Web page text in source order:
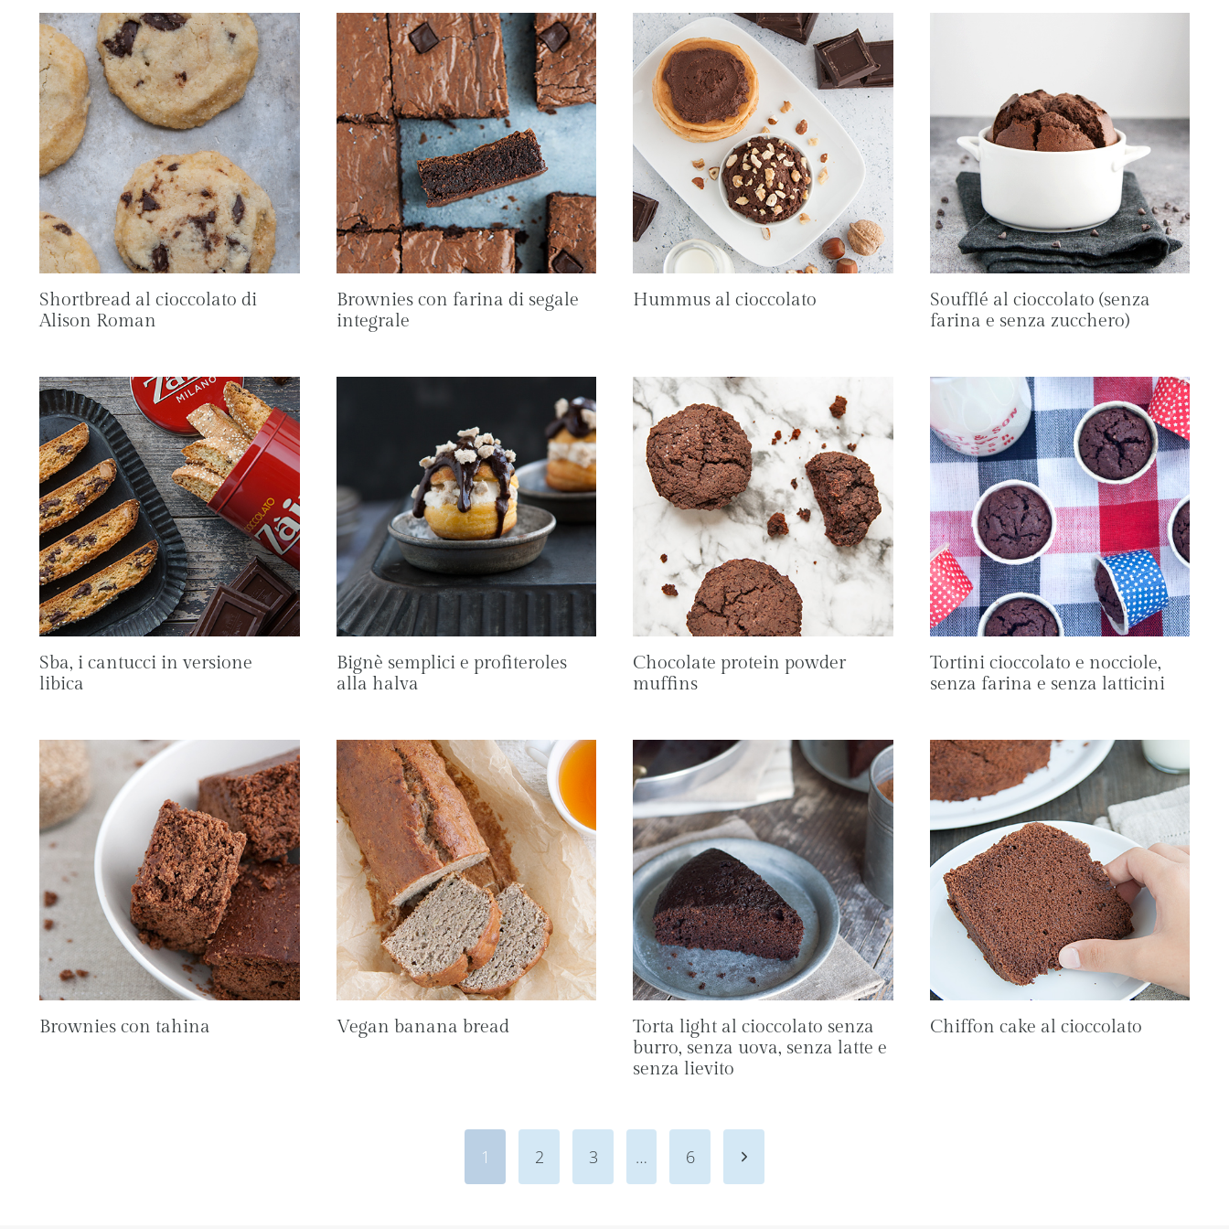
Shortbread al cioccolato di
Alison Roman
Brownies con farina di segale
integrale
Hummus al cioccolato
Soufflé al cioccolato (senza
farina e senza zucchero)
Sba, i cantucci in versione
libica
Bignè semplici e profiteroles
alla halva
Chocolate protein powder
muffins
Tortini cioccolato e nocciole,
senza farina e senza latticini
Brownies con tahina Vegan banana bread
Torta light al cioccolato senza
burro, senza uova, senza latte e
senza lievito
Chiffon cake al cioccolato
1 2 3 … 6
Pagina